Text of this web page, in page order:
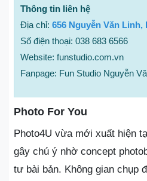
Thông tin liên hệ
Địa chỉ: 656 Nguyễn Văn Linh,
Số điện thoại: 038 683 6566
Website: funstudio.com.vn
Fanpage: Fun Studio Nguyễn
Photo For You
Photo4U vừa mới xuất hiện
gây chú ý nhờ concept
tư bài bản. Không gian chụp